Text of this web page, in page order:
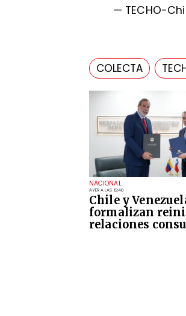
NACIONAL
AYER A LAS 12:40
Chile y
formalizan
relaciones
— TECHO-
COLECTA